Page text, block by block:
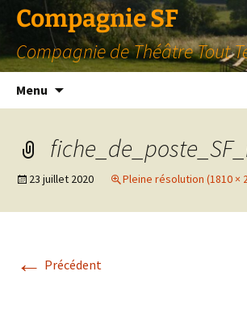
Compagnie SF
Compagnie de Théâtre Tout
Menu
23 juillet 2020 Pleine résolution (1810 ×
← Précédent